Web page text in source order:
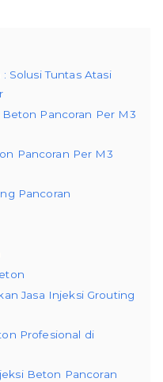
Solusi Tuntas Atasi
Pancoran Per M3
Pancoran Per M3
Pancoran
Jasa Injeksi Grouting
Profesional di
Beton Pancoran